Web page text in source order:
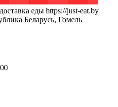
еды https://just-eat.by
Беларусь, Гомель